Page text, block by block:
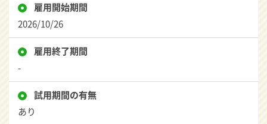
雇用開始期間
2026/10/26
雇用終了期間
-
試用期間の有無
あり